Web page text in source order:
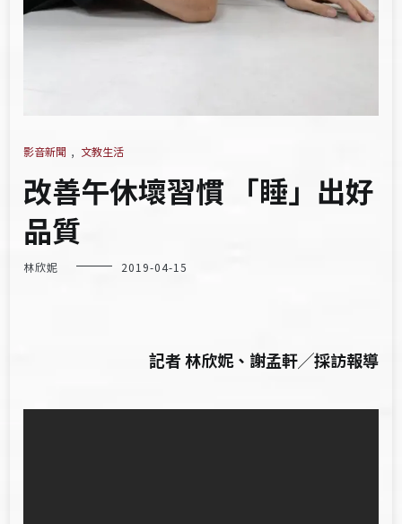
影音新聞 , 文教生活
改善午休壞習慣 「睡」出好
品質
林欣妮 2019-04-15
記者 林欣妮、謝孟軒╱採訪報導